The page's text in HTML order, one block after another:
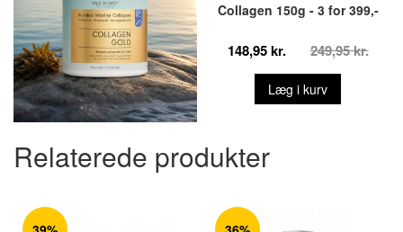
Collagen 150g - 3 for 399,-
148,95 kr. 249,95 kr.
Læg i kurv
Relaterede produkter